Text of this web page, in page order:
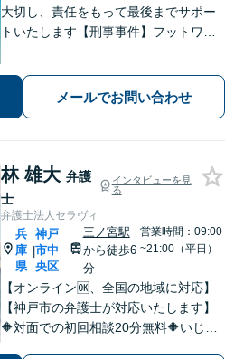
大切し、責任をもって最後までサポー
トいたします【刑事事件】フットワー
題】経済面やお子さまの将来を見据
え、納得できる解決策を提案【元町駅4
メールでお問い合わせ
林 雄大 弁護
士
インタビューを見
る
弁護士法人セラヴィ
兵
庫
県
|
神戸
市中
央区
三ノ宮駅
から徒歩6
分
営業時間：09:00
~21:00（平日）
【オンライン🆗、全国の地域に対応】
【神戸市の弁護士が対応いたします】
🔶対面での初回相談20分無料🔶いじめ